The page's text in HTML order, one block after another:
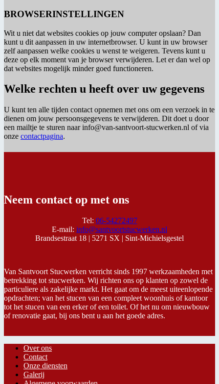
BROWSERINSTELLINGEN
Wit u niet dat websites cookies op jouw computer opslaan? Dan
kunt u dit aanpassen in uw internetbrowser. U kunt in uw browser
zelf aanpassen welke cookies u wenst te weigeren. Tevens kunt u
deze op elk moment van je browser verwijderen. Let er dan wel op
dat websites mogelijk minder goed functioneren.
Welke rechten u heeft over uw gegevens
U kunt ten alle tijden contact opnemen met ons om een verzoek in te
dienen om jouw persoonsgegevens te verwijderen. Dit doet u door
een mailtje te sturen naar info@van-santvoort-stucwerken.nl of via
onze contactpagina.
Neem contact op met ons
Tel: 06-54272497
E-mail: info@santvoortstucwerken.nl
Brandsestraat 18 | 5271 SX | Sint-Michielsgestel
Van Santvoort Stucwerken verricht sinds 1997 werkzaamheden met
betrekking tot stucwerken. Wij richten ons op klanten op zowel de
particuliere als zakelijke markt. Het gaat om de meest uiteenlopende
opdrachten; van het stucen van een compleet woonhuis of kantoor
tot het stucen van een erker of een toilet. Of het nu om nieuwbouw
of renovatie gaat, bij ons bent u aan het goede adres.
Over ons
Contact
Onze diensten
Galerij